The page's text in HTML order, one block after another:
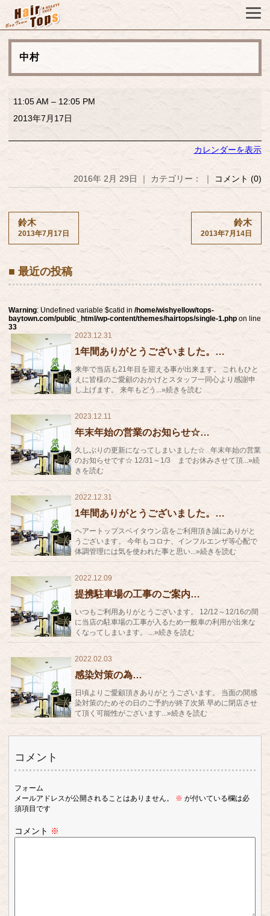
中村
村11:05 AM – 12:05 PM
2013年7月17日
カレンダーを表示
2016年 2月 29日 ｜ カテゴリー： ｜ コメント (0)
鈴木
2013年7月17日
鈴木
2013年7月14日
■ 最近の投稿
Warning: Undefined variable $catid in/home/wishyellow/tops-
baytown.com/public_html/wp-content/themes/hairtops/single-1.php on line
33
2023.12.31
1年間ありがとうございました。…
来年で当店も21年目を迎える事が出来ます。 これもひと
えに皆様のご愛顧のおかげとスタッフ一同心より感謝申
し上げます。 来年もどう...»続きを読む
2023.12.11
年末年始の営業のお知らせ☆…
久しぶりの更新になってしまいました☆ 年末年始の営業
のお知らせです☆ 12/31～1/3 までお休みさせて頂...»続
きを読む
2022.12.31
1年間ありがとうございました。…
ヘアートップスベイタウン店をご利用頂き誠にありがと
うございます。 今年もコロナ、インフルエンザ等心配で
体調管理には気を使われた事と思い...»続きを読む
2022.12.09
提携駐車場の工事のご案内…
いつもご利用ありがとうございます。 12/12～12/16の間
に当店の駐車場の工事が入るため一般車の利用が出来な
くなってしまいます。 ...»続きを読む
2022.02.03
感染対策の為…
日頃よりご愛顧頂きありがとうございます。 当面の間感
染対策のためその日のご予約が終了次第 早めに閉店させ
て頂く可能性がございます...»続きを読む
コメント
フォーム
メールアドレスが公開されることはありません。
※ が付いている欄は必
須項目です
コメント ※